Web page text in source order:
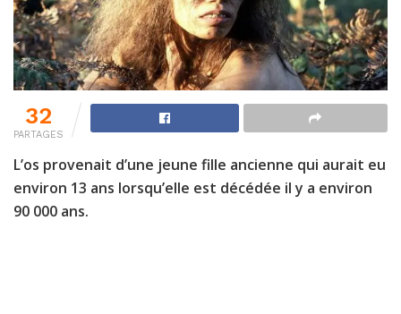
32
PARTAGES
L’os provenait d’une jeune fille ancienne qui aurait eu
environ 13 ans lorsqu’elle est décédée il y a environ
90 000 ans.